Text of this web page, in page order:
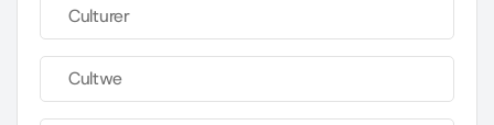
Culturer
Cultwe